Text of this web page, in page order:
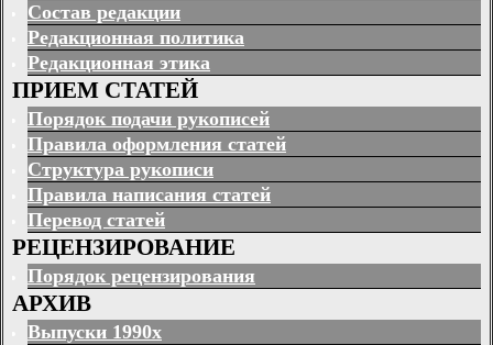
Состав редакции
Редакционная политика
Редакционная этика
ПРИЕМ СТАТЕЙ
Порядок подачи рукописей
Правила оформления статей
Структура рукописи
Правила написания статей
Перевод статей
РЕЦЕНЗИРОВАНИЕ
Порядок рецензирования
АРХИВ
Выпуски 1990х